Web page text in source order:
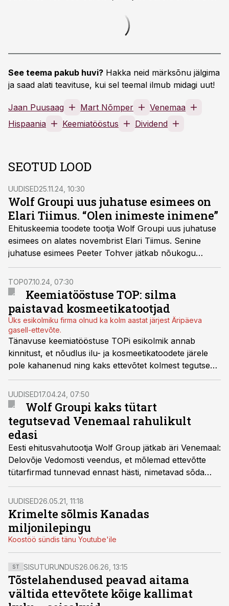
See teema pakub huvi? Hakka neid märksõnu jälgima
ja saad alati teavituse, kui sel teemal ilmub midagi uut!
Jaan Puusaag Mart Nõmper
Venemaa
Hispaania
Keemiatööstus Dividend
SEOTUD LOOD
UUDISED25.11.24, 10:30
Wolf Groupi uus juhatuse esimees on
Elari Tiimus. “Olen inimeste inimene”
Ehituskeemia toodete tootja Wolf Groupi uus juhatuse
esimees on alates novembrist Elari Tiimus. Senine
juhatuse esimees Peeter Tohver jätkab nõukogu
liikmena, teatas ettevõte.
TOP07.10.24, 07:30
Keemiatööstuse TOP: silma
paistavad kosmeetikatootjad
Üks esikolmiku firma olnud ka kolm aastat järjest Äripäeva
gasell-ettevõte.
Tänavuse keemiatööstuse TOPi esikolmik annab
kinnitust, et nõudlus ilu- ja kosmeetikatoodete järele
pole kahanenud ning kaks ettevõtet kolmest tegutseb
edukalt just selles valdkonnas.
UUDISED17.04.24, 07:50
Wolf Groupi kaks tütart
tegutsevad Venemaal rahulikult
edasi
Eesti ehitusvahutootja Wolf Group jätkab äri Venemaal:
Delovõje Vedomosti veendus, et mõlemad ettevõtte
tütarfirmad tunnevad ennast hästi, nimetavad sõda
spetsoperatsiooniks ja plaanivad aktiivselt Narva jõe
taga areneda.
UUDISED26.05.21, 11:18
Krimelte sõlmis Kanadas
miljonilepingu
Koostöö sündis tänu Youtube'ile
ST SISUTURUNDUS26.06.26, 13:15
Tõstelahendused peavad aitama
vältida ettevõtete kõige kallimat